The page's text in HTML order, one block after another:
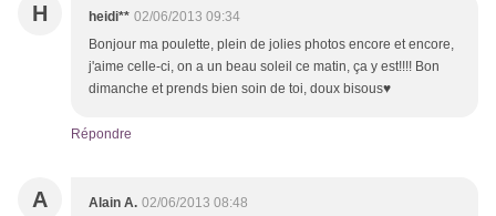
H heidi** 02/06/2013 09:34
Bonjour ma poulette, plein de jolies photos encore et encore,
j'aime celle-ci, on a un beau soleil ce matin, ça y est!!!! Bon
dimanche et prends bien soin de toi, doux bisous♥
Répondre
A Alain A. 02/06/2013 08:48